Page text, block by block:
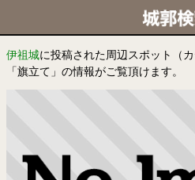
伊祖城に投稿された周辺スポット（
「旗立て」の情報がご覧頂けます。